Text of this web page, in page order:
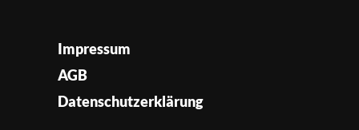
Impressum
AGB
Datenschutzerklärung